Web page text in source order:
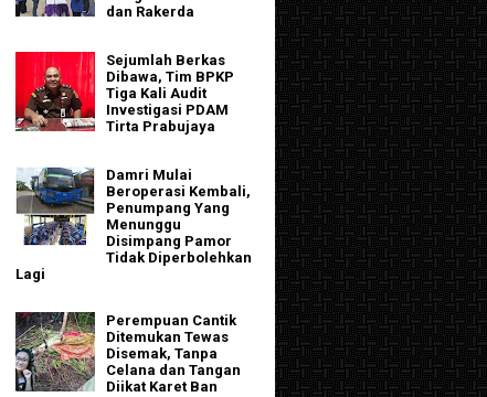
dan Rakerda
Sejumlah Berkas
Dibawa, Tim BPKP
Tiga Kali Audit
Investigasi PDAM
Tirta Prabujaya
Damri Mulai
Beroperasi Kembali,
Penumpang Yang
Menunggu
Disimpang Pamor
Tidak Diperbolehkan
Lagi
Perempuan Cantik
Ditemukan Tewas
Disemak, Tanpa
Celana dan Tangan
Diikat Karet Ban